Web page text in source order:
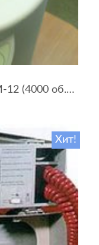
Центрифуга лабораторная СМ-12 (4000 об.мин, 12 пробирок)
Хит!